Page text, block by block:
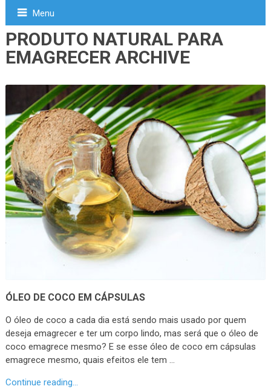
Menu
PRODUTO NATURAL PARA
EMAGRECER ARCHIVE
ÓLEO DE COCO EM CÁPSULAS
O óleo de coco a cada dia está sendo mais usado por quem
deseja emagrecer e ter um corpo lindo, mas será que o óleo de
coco emagrece mesmo? E se esse óleo de coco em cápsulas
emagrece mesmo, quais efeitos ele tem …
Continue reading...